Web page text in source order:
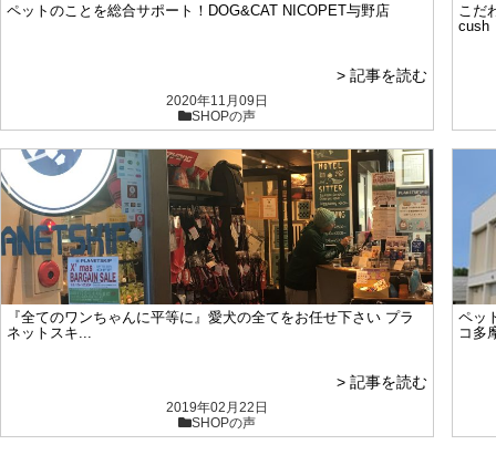
ペットのことを総合サポート！DOG&CAT NICOPET与野店
> 記事を読む
2020年11月09日
SHOPの声
こだ
cush
『全てのワンちゃんに平等に』愛犬の全てをお任せ下さい プラ
ネットスキ...
> 記事を読む
2019年02月22日
SHOPの声
ペッ
コ多